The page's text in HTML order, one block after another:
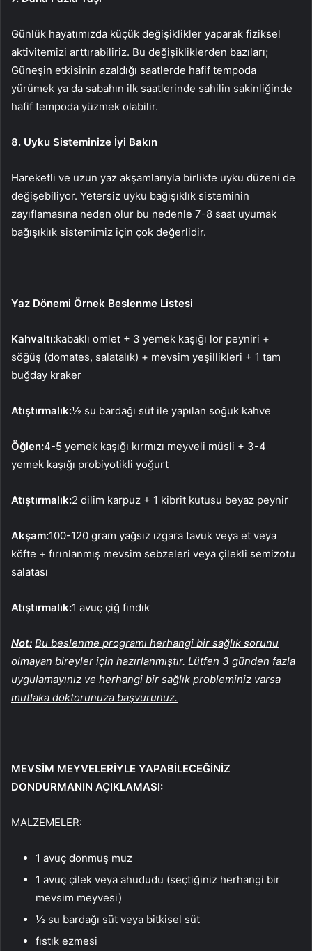
Günlük hayatımızda küçük değişiklikler yaparak fiziksel
aktivitemizi arttırabiliriz. Bu değişikliklerden bazıları;
Güneşin etkisinin azaldığı saatlerde hafif tempoda
yürümek ya da sabahın ilk saatlerinde sahilin sakinliğinde
hafif tempoda yüzmek olabilir.
8. Uyku Sisteminize İyi Bakın
Hareketli ve uzun yaz akşamlarıyla birlikte uyku düzeni de
değişebiliyor. Yetersiz uyku bağışıklık sisteminin
zayıflamasına neden olur bu nedenle 7-8 saat uyumak
bağışıklık sistemimiz için çok değerlidir.
Yaz Dönemi Örnek Beslenme Listesi
Kahvaltı:kabaklı omlet + 3 yemek kaşığı lor peyniri +
söğüş (domates, salatalık) + mevsim yeşillikleri + 1 tam
buğday kraker
Atıştırmalık:½ su bardağı süt ile yapılan soğuk kahve
Öğlen:4-5 yemek kaşığı kırmızı meyveli müsli + 3-4
yemek kaşığı probiyotikli yoğurt
Atıştırmalık:2 dilim karpuz + 1 kibrit kutusu beyaz peynir
Akşam:100-120 gram yağsız ızgara tavuk veya et veya
köfte + fırınlanmış mevsim sebzeleri veya çilekli semizotu
salatası
Atıştırmalık:1 avuç çiğ fındık
Not: Bu beslenme programı herhangi bir sağlık sorunu
olmayan bireyler için hazırlanmıştır. Lütfen 3 günden fazla
uygulamayınız ve herhangi bir sağlık probleminiz varsa
mutlaka doktorunuza başvurunuz.
MEVSİM MEYVELERİYLE YAPABİLECEĞİNİZ
DONDURMANIN AÇIKLAMASI:
MALZEMELER:
1 avuç donmuş muz
1 avuç çilek veya ahududu (seçtiğiniz herhangi bir
mevsim meyvesi)
½ su bardağı süt veya bitkisel süt
fıstık ezmesi